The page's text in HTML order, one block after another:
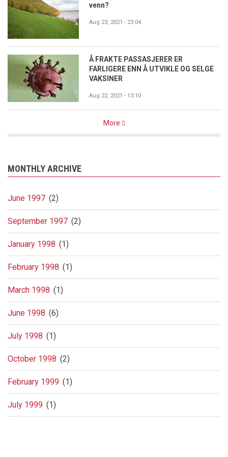
venn?
Aug 23, 2021 - 23:04
Å FRAKTE PASSASJERER ER
FARLIGERE ENN Å UTVIKLE OG SELGE
VAKSINER
Aug 22, 2021 - 13:10
More
MONTHLY ARCHIVE
June 1997 (2)
September 1997 (2)
January 1998 (1)
February 1998 (1)
March 1998 (1)
June 1998 (6)
July 1998 (1)
October 1998 (2)
February 1999 (1)
July 1999 (1)